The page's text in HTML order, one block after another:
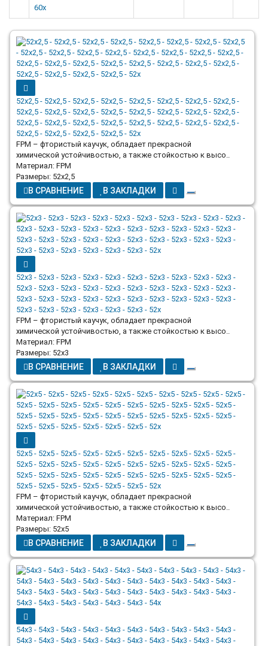
60x
52x2,5 - 52x2,5 - 52x2,5 - 52x2,5 - 52x2,5 - 52x2,5 - 52x2,5 - 52x2,5 -
52x2,5 - 52x2,5 - 52x2,5 - 52x2,5 - 52x2,5 - 52x2,5 - 52x2,5 - 52x2,5 -
52x2,5 - 52x2,5 - 52x2,5 - 52x2,5 - 52x2,5 - 52x2,5 - 52x2,5 - 52x2,5 -
52x2,5 - 52x2,5 - 52x2,5 - 52x2,5 - 52x
FPM – фтористый каучук, обладает прекрасной
химической устойчивостью, а также стойкостью к высо..
Материал: FPM
Размеры: 52x2,5
В СРАВНЕНИЕ В ЗАКЛАДКИ
52x3 - 52x3 - 52x3 - 52x3 - 52x3 - 52x3 - 52x3 - 52x3 - 52x3 - 52x3 -
52x3 - 52x3 - 52x3 - 52x3 - 52x3 - 52x3 - 52x3 - 52x3 - 52x3 - 52x3 -
52x3 - 52x3 - 52x3 - 52x3 - 52x3 - 52x3 - 52x3 - 52x3 - 52x3 - 52x3 -
52x3 - 52x3 - 52x3 - 52x3 - 52x3 - 52x3 - 52x
FPM – фтористый каучук, обладает прекрасной
химической устойчивостью, а также стойкостью к высо..
Материал: FPM
Размеры: 52x3
В СРАВНЕНИЕ В ЗАКЛАДКИ
52x5 - 52x5 - 52x5 - 52x5 - 52x5 - 52x5 - 52x5 - 52x5 - 52x5 - 52x5 -
52x5 - 52x5 - 52x5 - 52x5 - 52x5 - 52x5 - 52x5 - 52x5 - 52x5 - 52x5 -
52x5 - 52x5 - 52x5 - 52x5 - 52x5 - 52x5 - 52x5 - 52x5 - 52x5 - 52x5 -
52x5 - 52x5 - 52x5 - 52x5 - 52x5 - 52x5 - 52x
FPM – фтористый каучук, обладает прекрасной
химической устойчивостью, а также стойкостью к высо..
Материал: FPM
Размеры: 52x5
В СРАВНЕНИЕ В ЗАКЛАДКИ
54x3 - 54x3 - 54x3 - 54x3 - 54x3 - 54x3 - 54x3 - 54x3 - 54x3 - 54x3 -
54x3 - 54x3 - 54x3 - 54x3 - 54x3 - 54x3 - 54x3 - 54x3 - 54x3 - 54x3 -